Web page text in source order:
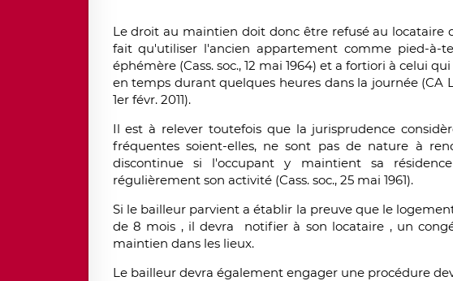
Le droit au maintien doit donc être refusé au locataire
fait qu'utiliser l'ancien appartement comme pied-à-
éphémère (Cass. soc., 12 mai 1964) et a fortiori à celui
en temps durant quelques heures dans la journée (CA
1er févr. 2011).
Il est à relever toutefois que la jurisprudence
fréquentes soient-elles, ne sont pas de nature à
discontinue si l'occupant y maintient sa
régulièrement son activité (Cass. soc., 25 mai 1961).
Si le bailleur parvient a établir la preuve que le
de 8 mois , il devra notifier à son locataire , un
maintien dans les lieux.
Le bailleur devra également engager une procédure